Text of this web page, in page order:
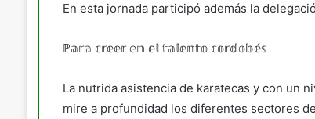
En esta jornada participó además la
ℙ𝕒𝕣𝕒 𝕔𝕣𝕖𝕖𝕣 𝕖𝕟 𝕖𝕝 𝕥𝕒𝕝𝕖𝕟𝕥𝕠 𝕔𝕠𝕣𝕕𝕠𝕓𝕖́𝕤
La nutrida asistencia de karatecas y con un
mire a profundidad los diferentes sectores